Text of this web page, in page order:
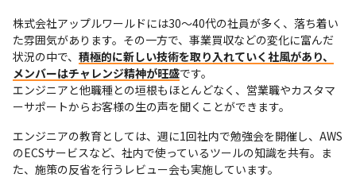
株式会社アップルワールドには30～40代の社員が多く、落ち着い
た雰囲気があります。その一方で、事業買収などの変化に富んだ
状況の中で、 積極的に新しい技術を取り入れていく社風があり、
メンバーはチャレンジ精神が旺盛です。
エンジニアと他職種との垣根もほとんどなく、営業職やカスタマ
ーサポートからお客様の生の声を聞くことができます。
エンジニアの教育としては、週に1回社内で勉強会を開催し、AWS
のECSサービスなど、社内で使っているツールの知識を共有。ま
た、施策の反省を行うレビュー会も実施しています。